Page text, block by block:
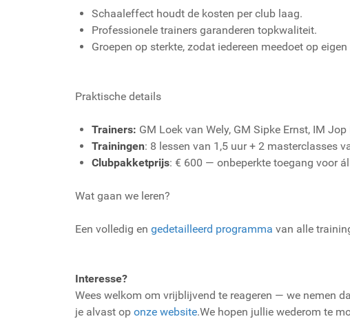
Schaaleffect houdt de kosten per club laag.
Professionele trainers garanderen topkwaliteit.
Groepen op sterkte, zodat iedereen meedoet op
Praktische details
Trainers: GM Loek van Wely, GM Sipke Ernst, IM
Trainingen: 8 lessen van 1,5 uur + 2 masterclasses
Clubpakketprijs: € 600 — onbeperkte toegang voor
Wat gaan we leren?
Een volledig en gedetailleerd programma van alle
Interesse?
Wees welkom om vrijblijvend te reageren — we nemen
je alvast op onze website.We hopen jullie wederom te